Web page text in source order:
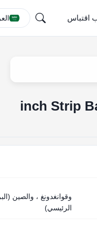
اقتباس
29 inch
وقوانغدونغ ، والصين
الرئيسي)